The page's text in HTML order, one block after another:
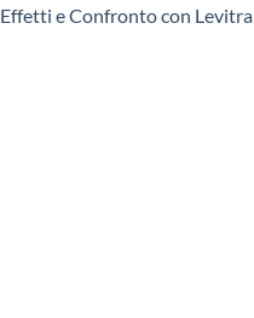
Effetti e Confronto con Levitra